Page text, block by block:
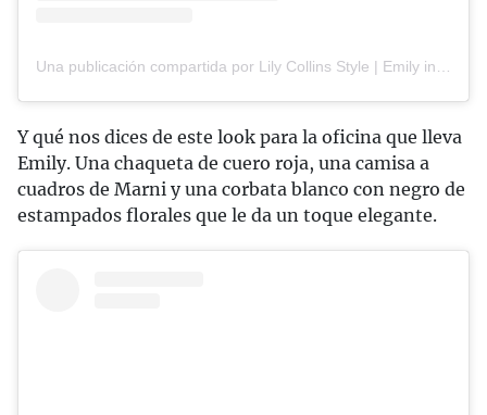
Y qué nos dices de este look para la oficina que lleva
Emily. Una chaqueta de cuero roja, una camisa a
cuadros de Marni y una corbata blanco con negro de
estampados florales que le da un toque elegante.